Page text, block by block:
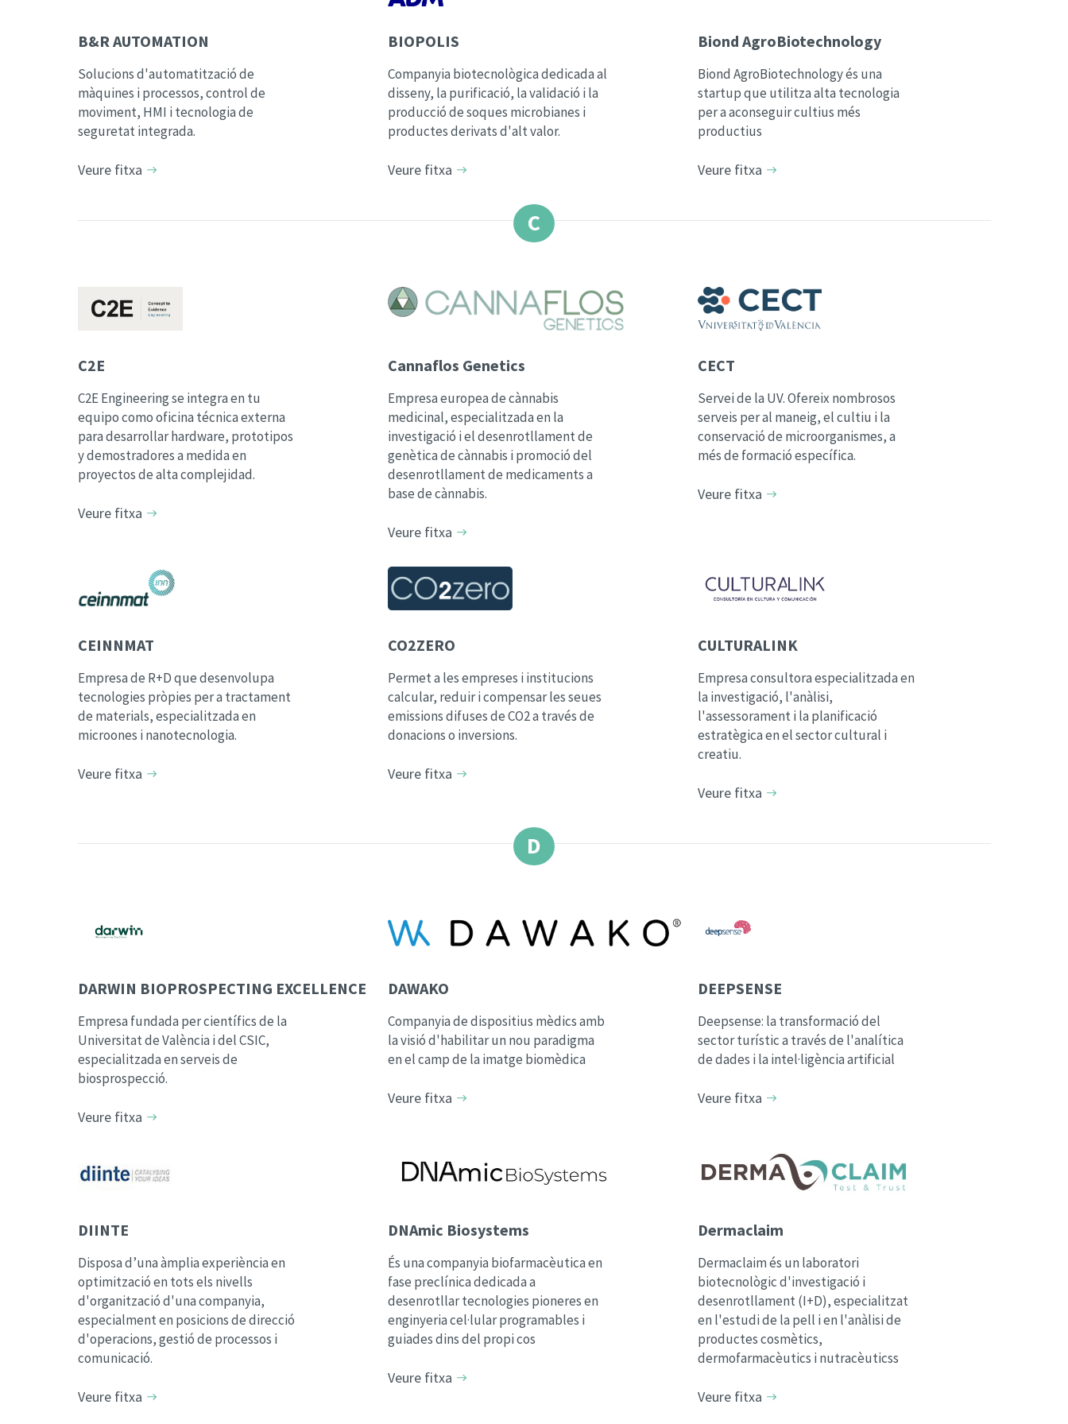
B&R AUTOMATION
Solucions d'automatització de
màquines i processos, control de
moviment, HMI i tecnologia de
seguretat integrada.
Veure fitxa
BIOPOLIS
Companyia biotecnològica dedicada al
disseny, la purificació, la validació i la
producció de soques microbianes i
productes derivats d'alt valor.
Veure fitxa
Biond AgroBiotechnology
Biond AgroBiotechnology és una
startup que utilitza alta tecnologia
per a aconseguir cultius més
productius
Veure fitxa
C
C2E
C2E Engineering se integra en tu
equipo como oficina técnica externa
para desarrollar hardware, prototipos
y demostradores a medida en
proyectos de alta complejidad.
Veure fitxa
Cannaflos Genetics
Empresa europea de cànnabis
medicinal, especialitzada en la
investigació i el desenrotllament de
genètica de cànnabis i promoció del
desenrotllament de medicaments a
base de cànnabis.
Veure fitxa
CECT
Servei de la UV. Ofereix nombrosos
serveis per al maneig, el cultiu i la
conservació de microorganismes, a
més de formació específica.
Veure fitxa
CEINNMAT
Empresa de R+D que desenvolupa
tecnologies pròpies per a tractament
de materials, especialitzada en
microones i nanotecnologia.
Veure fitxa
CO2ZERO
Permet a les empreses i institucions
calcular, reduir i compensar les seues
emissions difuses de CO2 a través de
donacions o inversions.
Veure fitxa
CULTURALINK
Empresa consultora especialitzada en
la investigació, l'anàlisi,
l'assessorament i la planificació
estratègica en el sector cultural i
creatiu.
Veure fitxa
D
DARWIN BIOPROSPECTING EXCELLENCE
Empresa fundada per científics de la
Universitat de València i del CSIC,
especialitzada en serveis de
biosprospecció.
Veure fitxa
DAWAKO
Companyia de dispositius mèdics amb
la visió d'habilitar un nou paradigma
en el camp de la imatge biomèdica
Veure fitxa
DEEPSENSE
Deepsense: la transformació del
sector turístic a través de l'analítica
de dades i la intel·ligència artificial
Veure fitxa
DIINTE
Disposa d’una àmplia experiència en
optimització en tots els nivells
d'organització d'una companyia,
especialment en posicions de direcció
d'operacions, gestió de processos i
comunicació.
Veure fitxa
DNAmic Biosystems
És una companyia biofarmacèutica en
fase preclínica dedicada a
desenrotllar tecnologies pioneres en
enginyeria cel·lular programables i
guiades dins del propi cos
Veure fitxa
Dermaclaim
Dermaclaim és un laboratori
biotecnològic d'investigació i
desenrotllament (I+D), especialitzat
en l'estudi de la pell i en l'anàlisi de
productes cosmètics,
dermofarmacèutics i nutracèuticss
Veure fitxa